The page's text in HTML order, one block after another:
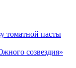
томатной пасты
созвездия»